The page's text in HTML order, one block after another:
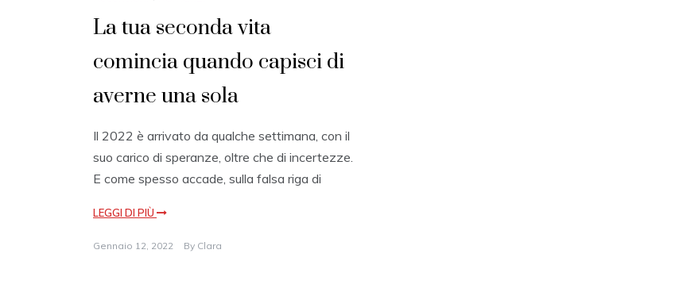
La tua seconda vita
comincia quando capisci di
averne una sola
Il 2022 è arrivato da qualche settimana, con il
suo carico di speranze, oltre che di incertezze.
E come spesso accade, sulla falsa riga di
LEGGI DI PIÙ
Gennaio 12, 2022 By Clara